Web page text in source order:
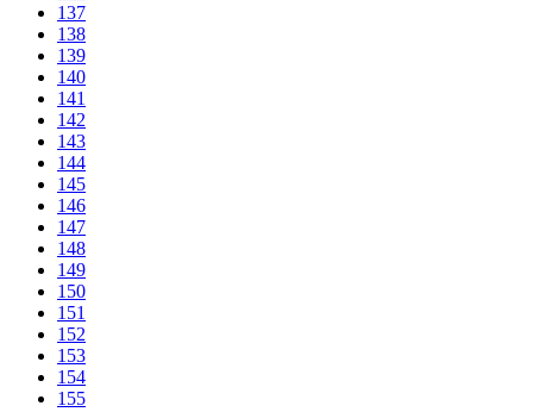
137
138
139
140
141
142
143
144
145
146
147
148
149
150
151
152
153
154
155